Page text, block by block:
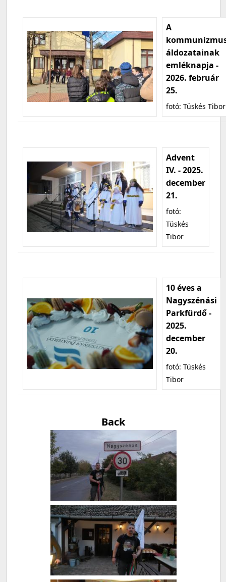
A
áldozatainak
emléknapja -
2026. február
25.
fotó: Tüskés Tibor
Advent
IV. - 2025.
december
21.
fotó:
Tüskés
Tibor
10 éves a
Nagyszénási
Parkfürdő -
2025.
december
20.
fotó: Tüskés
Tibor
Back